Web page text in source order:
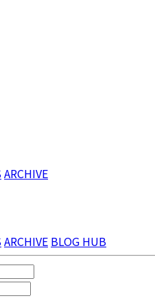
ARCHIVE
ARCHIVE BLOG HUB